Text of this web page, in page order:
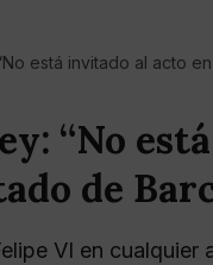
está invitado al acto
“No
de
VI en